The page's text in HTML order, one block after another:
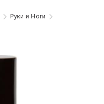
Руки и Ноги